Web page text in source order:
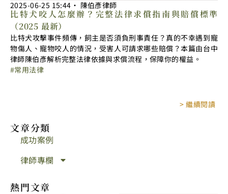
2025-06-25 15:44 ‧ 陳伯彥律師
比特犬咬人怎麼辦？完整法律求償指南與賠償標準
（2025 最新）
比特犬攻擊事件頻傳，飼主是否須負刑事責任？真的不幸遇到寵
物傷人、寵物咬人的情況，受害人可請求哪些賠償？本篇由台中
律師陳伯彥解析完整法律依據與求償流程，保障你的權益。
常用法律
> 繼續閱讀
文章分類
成功案例
律師專欄
熱門文章